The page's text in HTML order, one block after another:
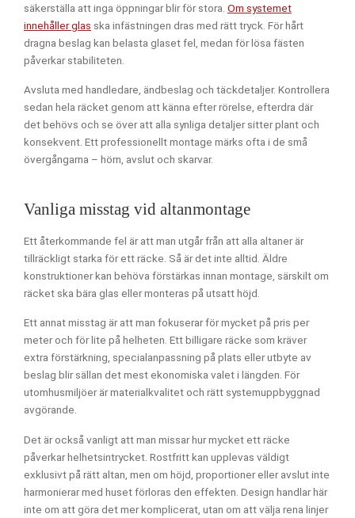
säkerställa att inga öppningar blir för stora. Om systemet
innehåller glas ska infästningen dras med rätt tryck. För hårt
dragna beslag kan belasta glaset fel, medan för lösa fästen
påverkar stabiliteten.
Avsluta med handledare, ändbeslag och täckdetaljer. Kontrollera
sedan hela räcket genom att känna efter rörelse, efterdra där
det behövs och se över att alla synliga detaljer sitter plant och
konsekvent. Ett professionellt montage märks ofta i de små
övergångarna – hörn, avslut och skarvar.
Vanliga misstag vid altanmontage
Ett återkommande fel är att man utgår från att alla altaner är
tillräckligt starka för ett räcke. Så är det inte alltid. Äldre
konstruktioner kan behöva förstärkas innan montage, särskilt om
räcket ska bära glas eller monteras på utsatt höjd.
Ett annat misstag är att man fokuserar för mycket på pris per
meter och för lite på helheten. Ett billigare räcke som kräver
extra förstärkning, specialanpassning på plats eller utbyte av
beslag blir sällan det mest ekonomiska valet i längden. För
utomhusmiljöer är materialkvalitet och rätt systemuppbyggnad
avgörande.
Det är också vanligt att man missar hur mycket ett räcke
påverkar helhetsintrycket. Rostfritt kan upplevas väldigt
exklusivt på rätt altan, men om höjd, proportioner eller avslut inte
harmonierar med huset förloras den effekten. Design handlar här
inte om att göra det mer komplicerat, utan om att välja rena linjer